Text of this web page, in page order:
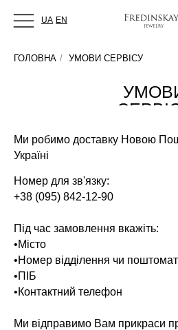
UA EN
ГОЛОВНА / УМОВИ СЕРВІСУ
Ми робимо доставку Новою
Україні
Номер для зв'язку:
+38 (095) 842-12-90
Під час замовлення вкажіть:
•Місто
•Номер відділення чи
•ПІБ
•Контактний телефон
Ми відправимо Вам прикраси